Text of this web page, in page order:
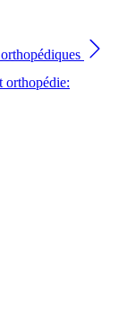
orthopédie: